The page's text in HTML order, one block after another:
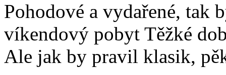
Pohodové a vydařené, tak
víkendový pobyt Těžké
Ale jak by pravil klasik,